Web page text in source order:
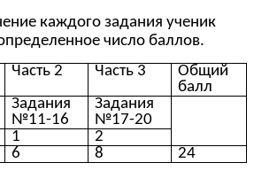
каждого задания ученик
число баллов.
Часть 2 Часть 3
Общий
балл
Задания
№11-16
Задания
№17-20
1
2
6 8 24